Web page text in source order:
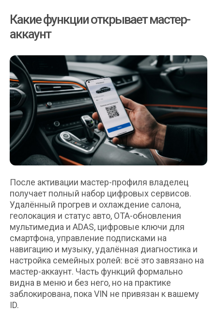
Какие функции открывает мастер-
аккаунт
После активации мастер-профиля владелец
получает полный набор цифровых сервисов.
Удалённый прогрев и охлаждение салона,
геолокация и статус авто, OTA-обновления
мультимедиа и ADAS, цифровые ключи для
смартфона, управление подписками на
навигацию и музыку, удалённая диагностика и
настройка семейных ролей: всё это завязано на
мастер-аккаунт. Часть функций формально
видна в меню и без него, но на практике
заблокирована, пока VIN не привязан к вашему
ID.